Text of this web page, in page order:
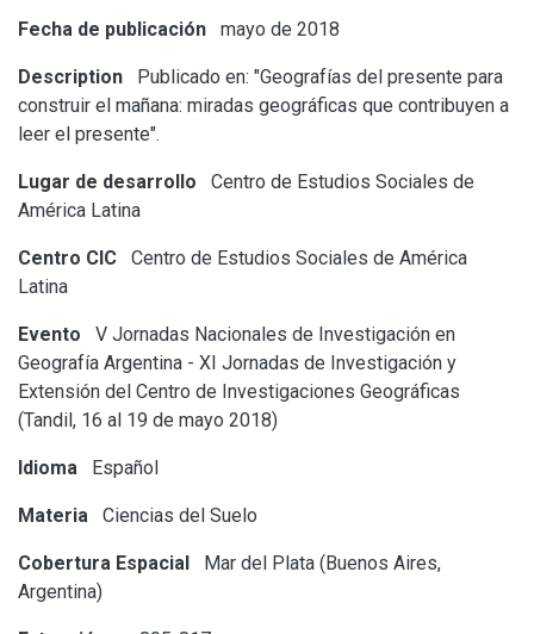
Fecha de publicación mayo de 2018
Description
Publicado en: "Geografías del presente para
construir el mañana: miradas geográficas que contribuyen a
leer el presente".
Lugar de desarrollo
Centro de Estudios Sociales de
América Latina
Centro CIC
Centro de Estudios Sociales de América
Latina
Evento
V Jornadas Nacionales de Investigación en
Geografía Argentina - XI Jornadas de Investigación y
Extensión del Centro de Investigaciones Geográficas
(Tandil, 16 al 19 de mayo 2018)
Idioma Español
Materia Ciencias del Suelo
Cobertura Espacial
Mar del Plata (Buenos Aires,
Argentina)